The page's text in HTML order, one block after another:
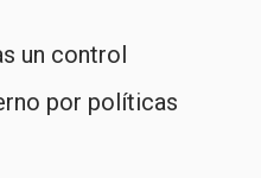
un control
por políticas